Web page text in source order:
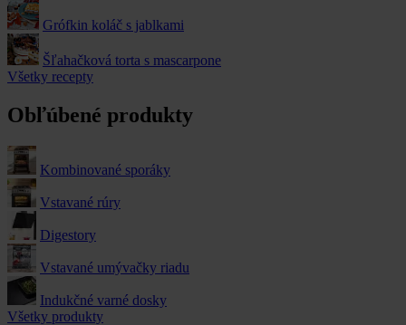
Grófkin koláč s jablkami
Šľahačková torta s mascarpone
Všetky recepty
Obľúbené produkty
Kombinované sporáky
Vstavané rúry
Digestory
Vstavané umývačky riadu
Indukčné varné dosky
Všetky produkty